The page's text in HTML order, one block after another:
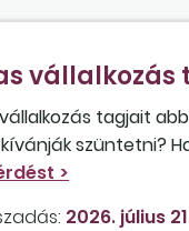
vállalkozás
tagjait
szüntetni?
2026. július